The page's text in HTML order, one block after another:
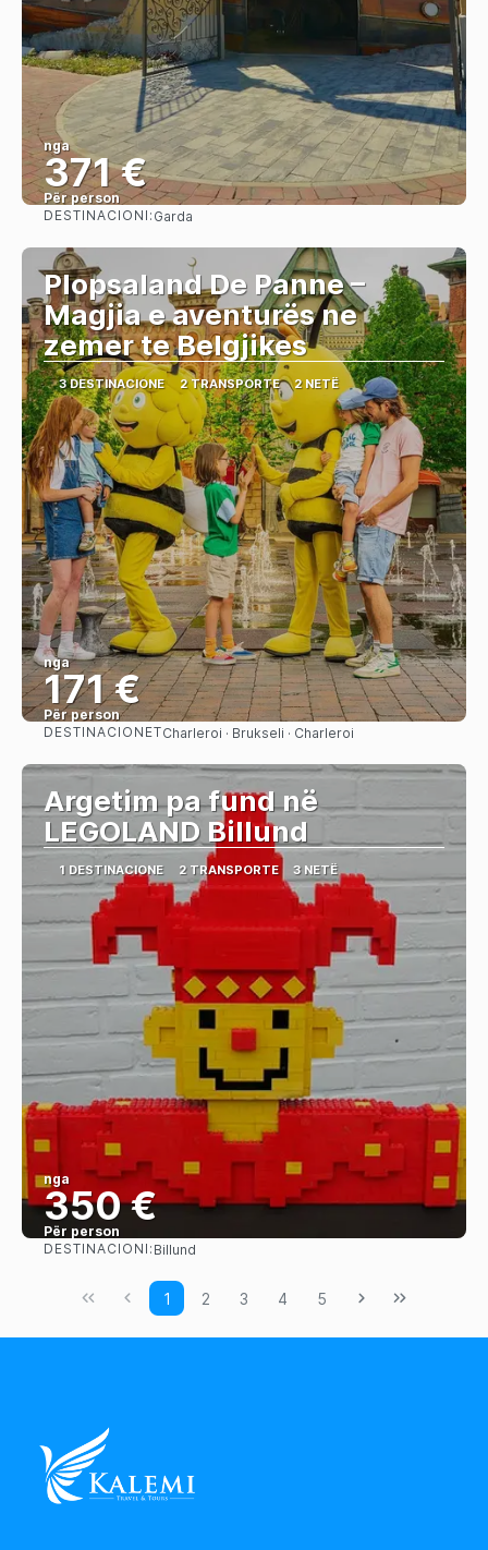
nga
371 €
Për person
DESTINACIONI: Garda
Plopsaland De Panne –
Magjia e aventurës ne
zemer te Belgjikes
3 DESTINACIONE 2 TRANSPORTE 2 NETË
nga
171 €
Për person
Shihni
DESTINACIONETCharleroi · Brukseli · Charleroi
Argetim pa fund në
LEGOLAND Billund
1 DESTINACIONE 2 TRANSPORTE 3 NETË
nga
350 €
Për person
DESTINACIONI: Billund
1 2 3 4 5